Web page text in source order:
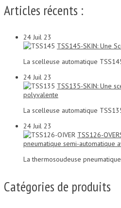
Articles récents :
24 Juil 23
TSS145-SKIN: Une
La scelleuse automatique
24 Juil 23
TSS135-SKIN: Une
polyvalente
La scelleuse automatique
24 Juil 23
TSS126-
pneumatique semi-automatique
La thermosoudeuse
Catégories de produits